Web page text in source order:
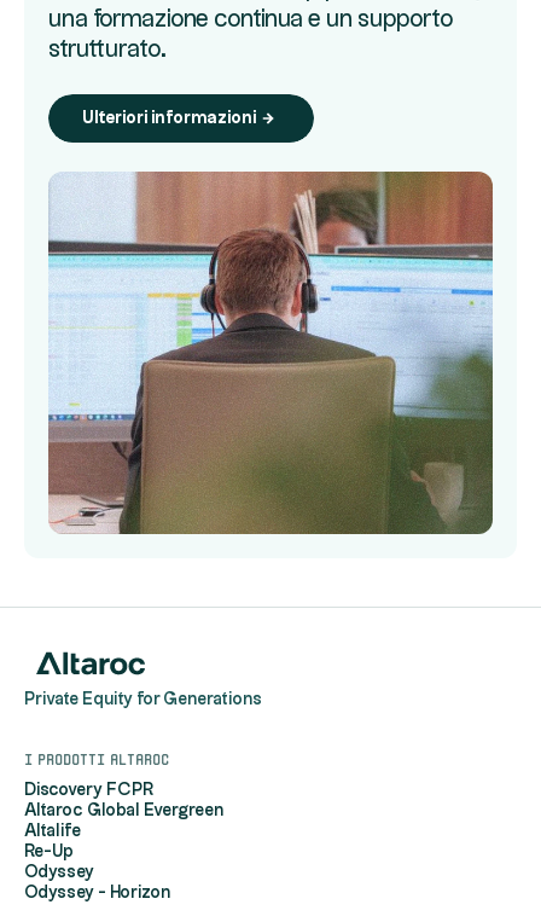
una formazione continua e un supporto
strutturato.
Ulteriori informazioni
Private Equity for Generations
I prodotti Altaroc
Discovery FCPR
Altaroc Global Evergreen
Altalife
Re-Up
Odyssey
Odyssey - Horizon